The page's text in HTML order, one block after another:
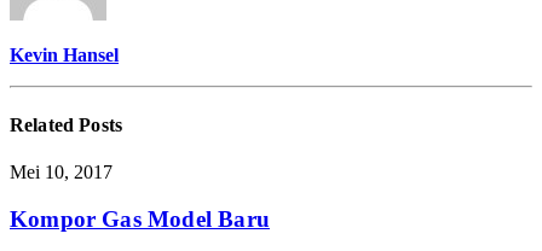
Kevin Hansel
RelatedPosts
Mei 10, 2017
Kompor Gas Model Baru